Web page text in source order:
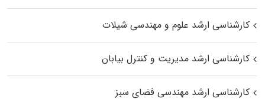
کارشناسی ارشد علوم و مهندسی شیلات
کارشناسی ارشد مدیریت و کنترل بیابان
کارشناسی ارشد مهندسی فضای سبز